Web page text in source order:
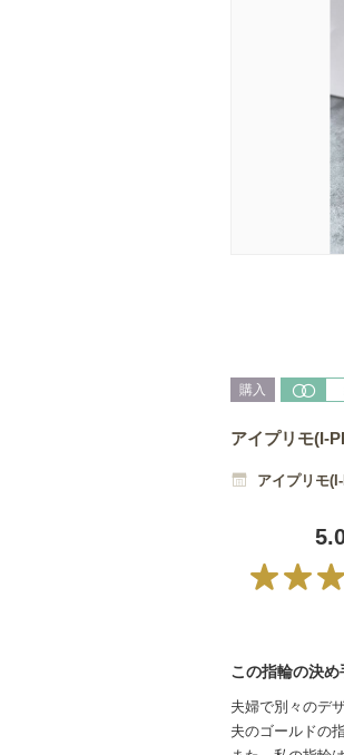
購入
アイプリモ(I-
アイプリモ
この指輪の決め
夫婦で別々のデ
夫のゴールドの